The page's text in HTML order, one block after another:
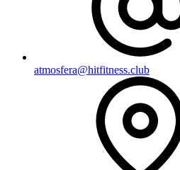
atmosfera@hitfitness.club